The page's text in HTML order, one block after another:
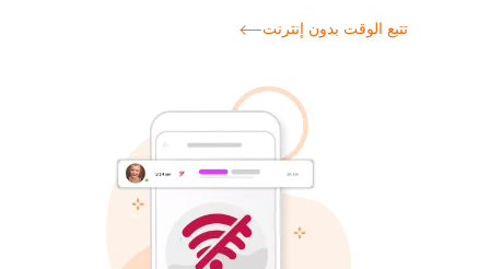
تتبع الوقت بدون إنترنت